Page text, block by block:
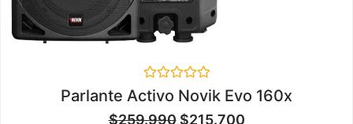
Valorado
en
0
Parlante Activo Novik Evo 160x
$259.990 $215.700